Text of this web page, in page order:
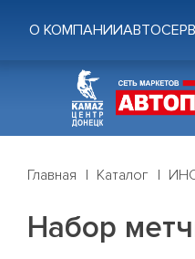
О КОМПАНИИ
Главная Каталог
Набор